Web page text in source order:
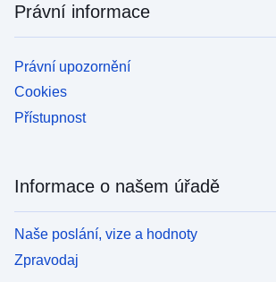
Právní informace
Právní upozornění
Cookies
Přístupnost
Informace o našem úřadě
Naše poslání, vize a hodnoty
Zpravodaj